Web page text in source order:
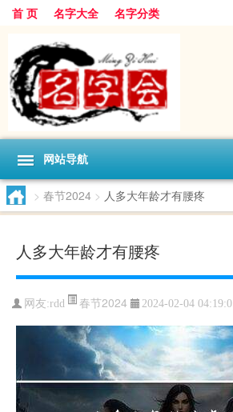
首 页 名字大全 名字分类
网站导航
> 春节2024 > 人多大年龄才有腰疼
人多大年龄才有腰疼
网友:rdd 春节2024 2024-02-04